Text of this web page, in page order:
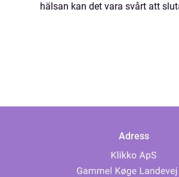
hälsan kan det vara svårt att
Adress